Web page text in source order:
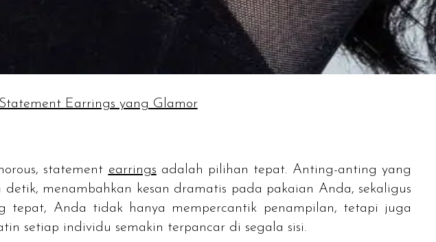
Statement Earrings yang Glamor
, statement earrings adalah pilihan tepat. Anting-anting yang
menambahkan kesan dramatis pada pakaian Anda, sekaligus
tepat, Anda tidak hanya mempercantik penampilan, tetapi juga
setiap individu semakin terpancar di segala sisi.